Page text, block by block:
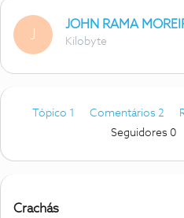
J
JOHN RAMA
Kilobyte
Tópico 1 Comentários 2
Seguidores 0
Crachás